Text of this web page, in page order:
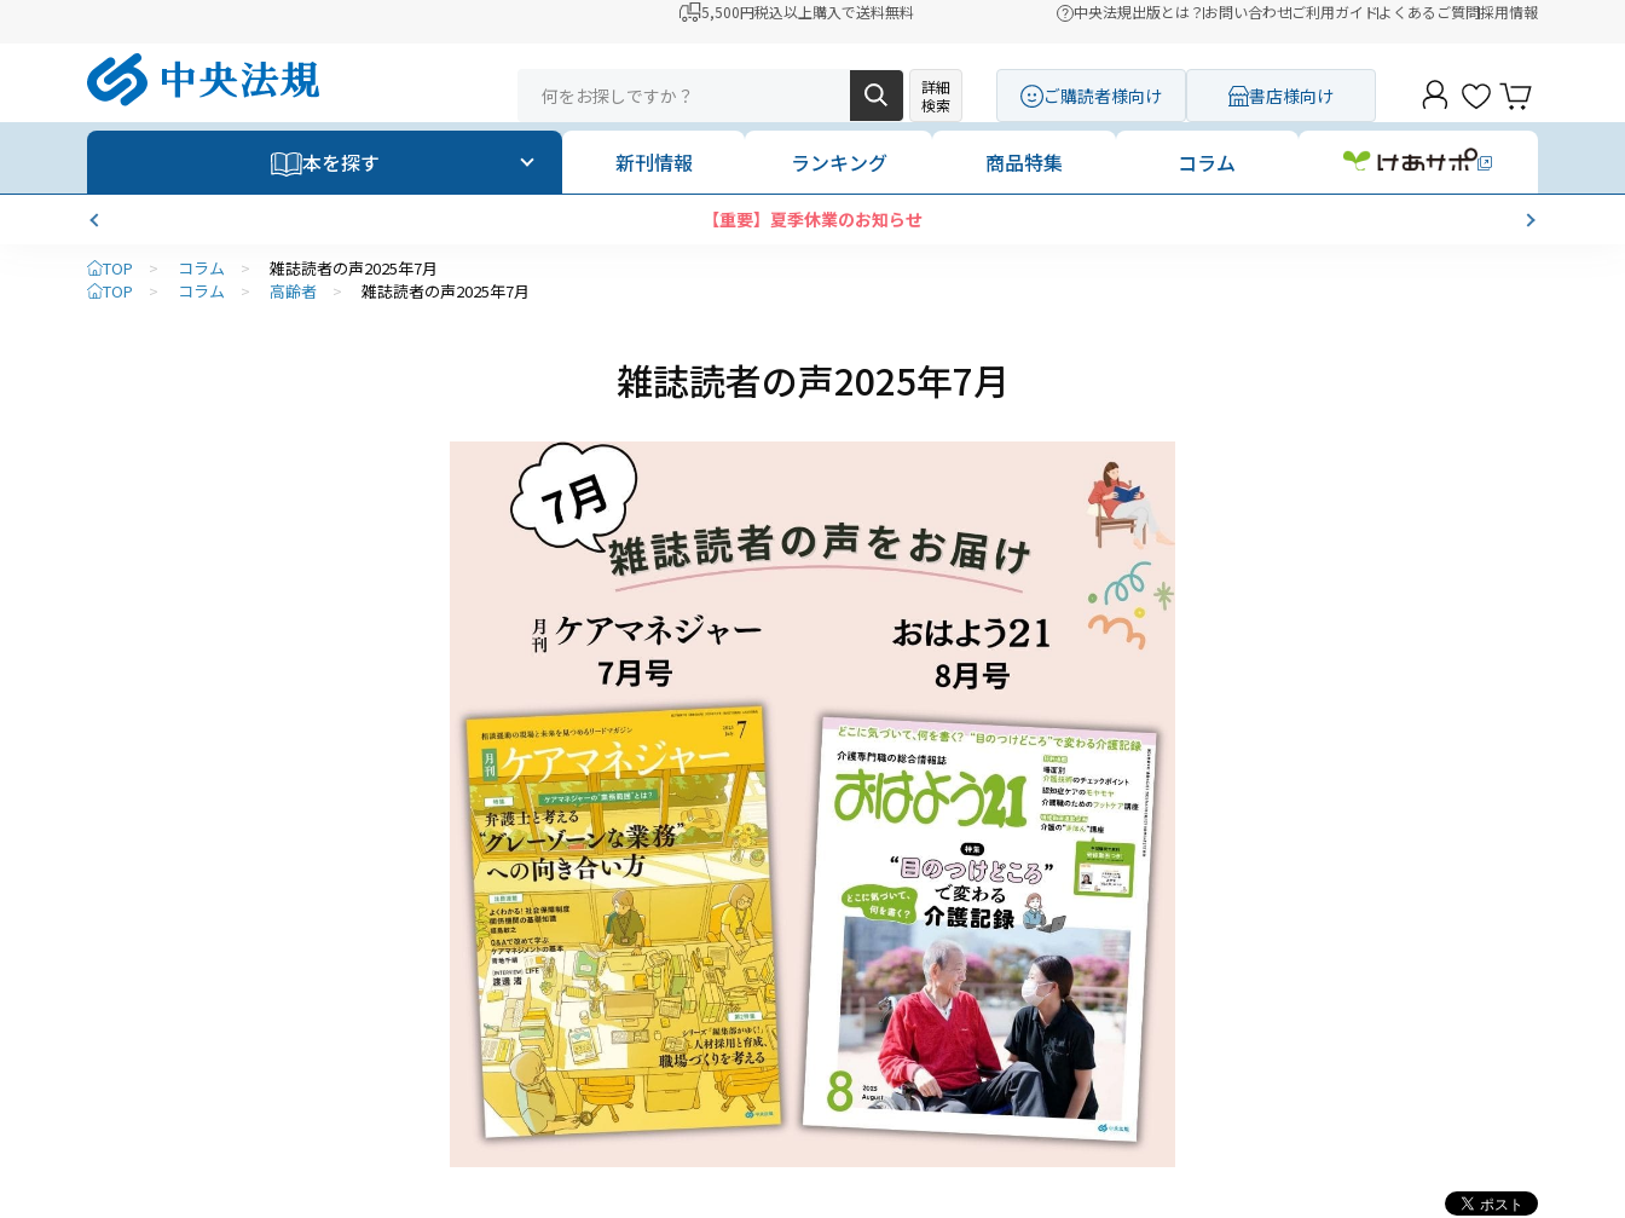
5,500円税込以上購入で送料無料 中央法規出版とは？お問い合わせご利用ガイドよくあるご質問採用情報
詳細
検索
ご購読者様向け 書店様向け
本を探す 新刊情報 ランキング 商品特集 コラム
コンビニ決済に「セブンイレブン」を追加いたしました
TOP > コラム >
雑誌読者の声2025年7月
TOP
> コラム > 高齢者 > 雑誌読者の声2025年7月
雑誌読者の声2025年7月